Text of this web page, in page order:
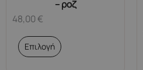
– ροζ
48,00€
Επιλογή
το